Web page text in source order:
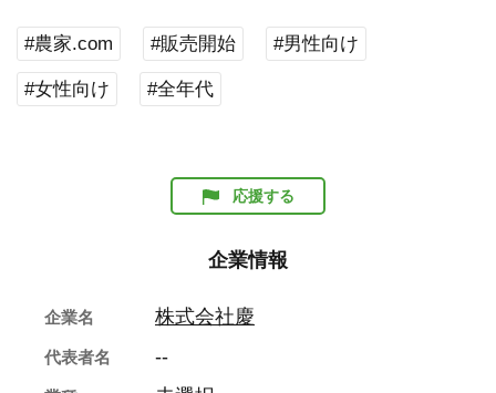
#農家.com #販売開始 #男性向け
#女性向け #全年代
応援する
企業情報
企業名 株式会社慶
代表者名 --